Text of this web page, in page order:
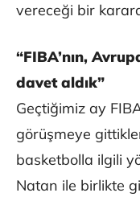
vereceği bir
“FIBA’nın,
davet aldık”
Geçtiğimiz ay
görüşmeye
basketbolla ilgili
Natan ile birlikte